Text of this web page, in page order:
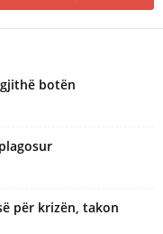
botën
për krizën, takon